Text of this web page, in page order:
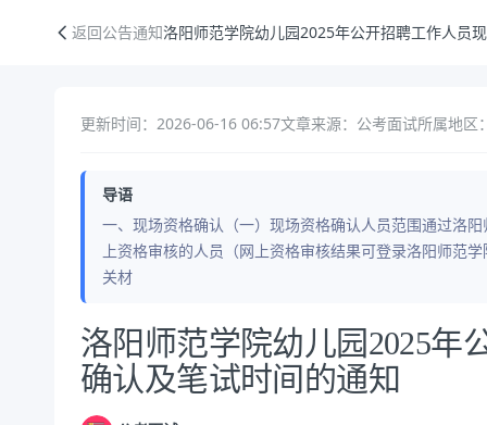
返回公告通知洛阳师范学院幼儿园2025年公开招聘工作人员
更新时间：2026-06-16 06:57文章来源：公考面试所属地区
导语
一、现场资格确认（一）现场资格确认人员范围通过洛
上资格审核的人员（网上资格审核结果可登录洛阳师范
关材
公告正文
洛阳师范学院幼儿园2025年
确认及笔试时间的通知